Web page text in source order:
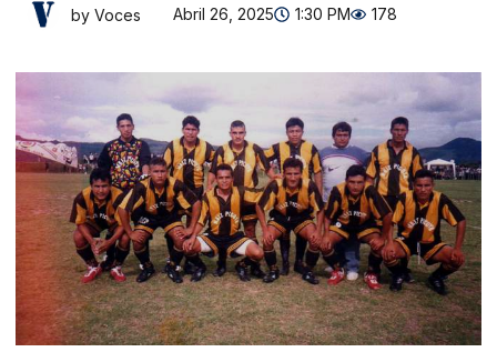
by Voces Abril 26, 2025 1:30 PM 178